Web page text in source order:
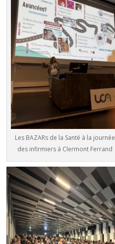
Les BAZARs de la Santé à la journée
des infirmiers à Clermont Ferrand